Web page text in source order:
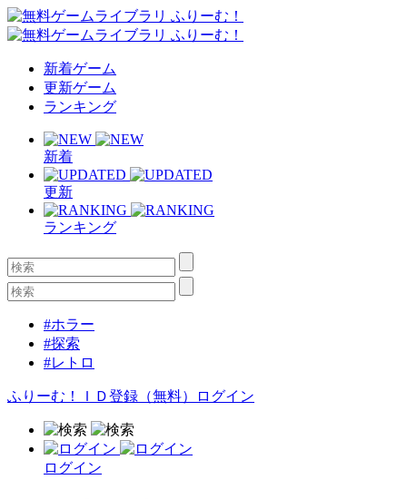
新着ゲーム
更新ゲーム
ランキング
新着
更新
ランキング
#ホラー
#探索
#レトロ
ふりーむ！ＩＤ登録（無料） ログイン
ログイン